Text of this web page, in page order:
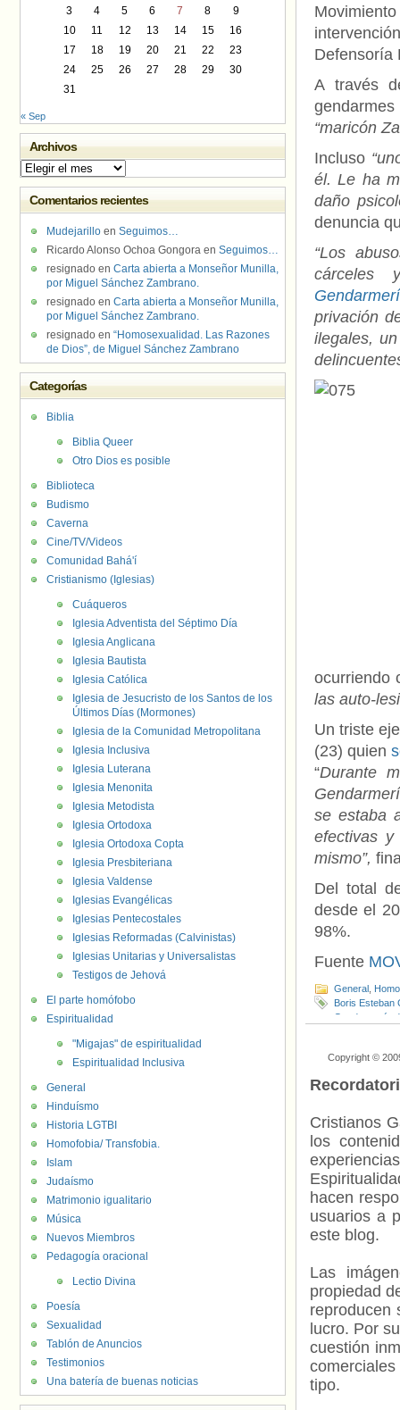
Defensoría
A través
“maricón
Incluso
él. Le ha
daño
denuncia
“Los
cárceles
privación
ilegales,
ocurriendo
las auto-
Un triste
(23) quien
“Durante
se estaba
efectivas
mismo”,
Del total
desde el
98%.
Fuente
General
Boris Esteban
Gendarmería
Copyright ©
Cristianos
los
hacen
usuarios a
este blog.
Las
propiedad
reproducen
lucro. Por
cuestión
tipo.
3
4 5 6 7 8
9
10
11 12 13 14 15
16
17
18 19 20 21 22
23
24
25 26 27 28 29
30
31
« Sep
Archivos
Archivos
Comentarios recientes
Mudejarillo en Seguimos…
Ricardo Alonso Ochoa Gongora en Seguimos…
resignado en Carta abierta a Monseñor Munilla,
por Miguel Sánchez Zambrano.
resignado en Carta abierta a Monseñor Munilla,
por Miguel Sánchez Zambrano.
resignado en “Homosexualidad. Las Razones
de Dios”, de Miguel Sánchez Zambrano
Categorías
Biblia
Biblia Queer
Otro Dios es posible
Biblioteca
Budismo
Caverna
Cine/TV/Videos
Comunidad Bahá'í
Cristianismo (Iglesias)
Cuáqueros
Iglesia Adventista del Séptimo Día
Iglesia Anglicana
Iglesia Bautista
Iglesia Católica
Iglesia de Jesucristo de los Santos de los
Últimos Días (Mormones)
Iglesia de la Comunidad Metropolitana
Iglesia Inclusiva
Iglesia Luterana
Iglesia Menonita
Iglesia Metodista
Iglesia Ortodoxa
Iglesia Ortodoxa Copta
Iglesia Presbiteriana
Iglesia Valdense
Iglesias Evangélicas
Iglesias Pentecostales
Iglesias Reformadas (Calvinistas)
Iglesias Unitarias y Universalistas
Testigos de Jehová
El parte homófobo
Espiritualidad
"Migajas" de espiritualidad
Espiritualidad Inclusiva
General
Hinduísmo
Historia LGTBI
Homofobia/ Transfobia.
Islam
Judaísmo
Matrimonio igualitario
Música
Nuevos Miembros
Pedagogía oracional
Lectio Divina
Poesía
Sexualidad
Tablón de Anuncios
Testimonios
Una batería de buenas noticias